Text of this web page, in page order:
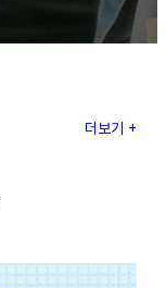
더보기 +